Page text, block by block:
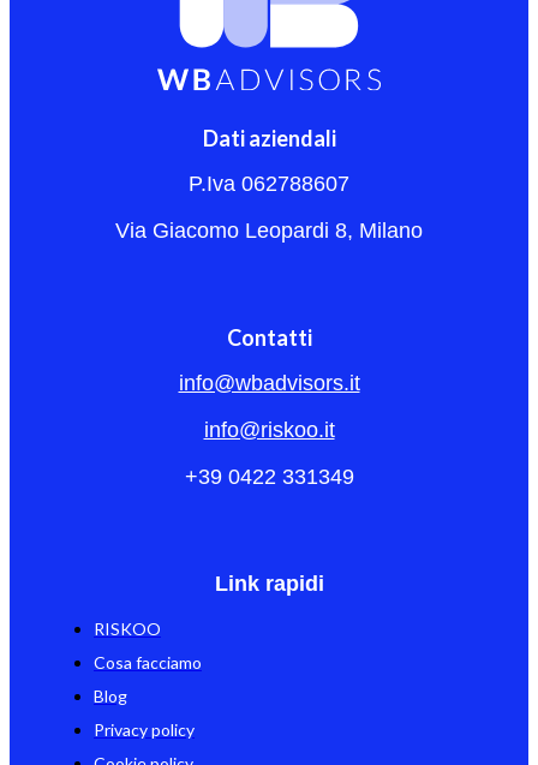
Dati aziendali
P.Iva 062788607
Via Giacomo Leopardi 8, Milano
Contatti
info@wbadvisors.it
info@riskoo.it
+39 0422 331349
Link rapidi
RISKOO
Cosa facciamo
Blog
Privacy policy